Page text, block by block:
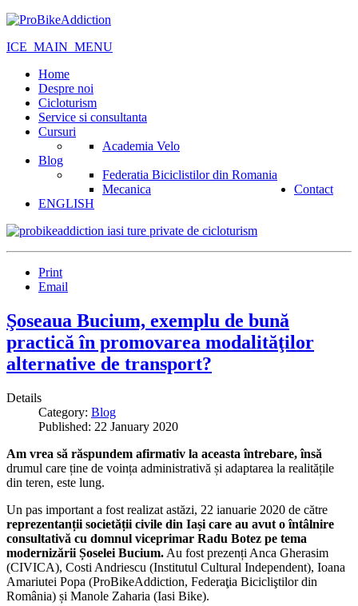
ICE_MAIN_MENU
Home
Despre noi
Cicloturism
Service si consultanta
Cursuri
Academia Velo
Blog
Federatia Biciclistilor din Romania
Mecanica
Contact
ENGLISH
Print
Email
Şoseaua Bucium, exemplu de bună
practică în promovarea modalităţilor
alternative de transport?
Details
Category: Blog
Published: 22 January 2020
Am vrea să răspundem afirmativ la aceasta întrebare, însă
drumul care ține de voința administrativă și adaptarea la realitățile
din teren, este lung.
Un pas important a fost realizat astăzi, 22 ianuarie 2020 de către
reprezentanții societății civile din Iași care au avut o întâlnire
consultativă cu domnul viceprimar Radu Botez pe tema
modernizării Șoselei Bucium. Au fost prezenți Anca Gherasim
(CIVICA), Costi Andriescu (Institutul Cultural Independent), Ioana
Amariutei Popa (ProBikeAddiction, Federaţia Bicicliştilor din
România) și Manole Zaharia (Iasi Bike).